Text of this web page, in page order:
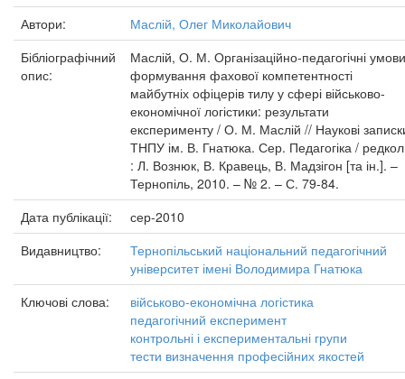
Автори:
Маслій, Олег Миколайович
Бібліографічний
опис:
Маслій, О. М. Організаційно-педагогічні умови
формування фахової компетентності
майбутніх офіцерів тилу у сфері військово-
економічної логістики: результати
експерименту / О. М. Маслій // Наукові
ТНПУ ім. В. Гнатюка. Сер. Педагогіка /
: Л. Вознюк, В. Кравець, В. Мадзігон [та ін.]. –
Тернопіль, 2010. – № 2. – С. 79-84.
Дата публікації:
сер-2010
Видавництво:
Тернопільський національний педагогічний
університет імені Володимира Гнатюка
Ключові слова:
військово-економічна логістика
педагогічний експеримент
контрольні і експериментальні групи
тести визначення професійних якостей